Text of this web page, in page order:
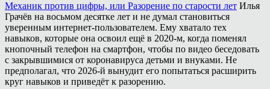
Механик против цифры, или Разорение по старости лет Илья
Грачёв на восьмом десятке лет и не думал становиться
уверенным интернет-пользователем. Ему хватало тех
навыков, которые она освоил ещё в 2020-м, когда поменял
кнопочный телефон на смартфон, чтобы по видео беседовать
с закрывшимися от коронавируса детьми и внуками. Не
предполагал, что 2026-й вынудит его попытаться расширить
круг навыков и приведёт к разорению.